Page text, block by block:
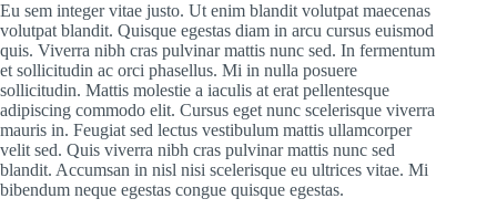
Eu sem integer vitae justo. Ut enim blandit volutpat maecenas
volutpat blandit. Quisque egestas diam in arcu cursus euismod
quis. Viverra nibh cras pulvinar mattis nunc sed. In fermentum
et sollicitudin ac orci phasellus. Mi in nulla posuere
sollicitudin. Mattis molestie a iaculis at erat pellentesque
adipiscing commodo elit. Cursus eget nunc scelerisque viverra
mauris in. Feugiat sed lectus vestibulum mattis ullamcorper
velit sed. Quis viverra nibh cras pulvinar mattis nunc sed
blandit. Accumsan in nisl nisi scelerisque eu ultrices vitae. Mi
bibendum neque egestas congue quisque egestas.